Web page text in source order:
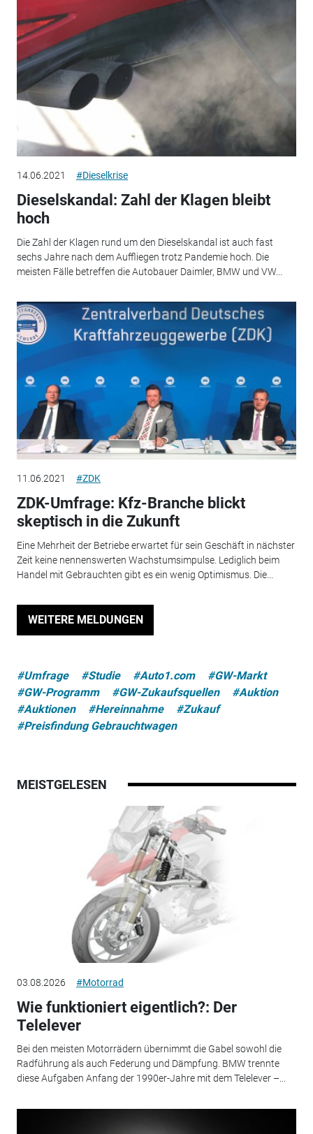
14.06.2021 #Dieselkrise
Dieselskandal: Zahl der Klagen bleibt
hoch
Die Zahl der Klagen rund um den Dieselskandal ist auch fast
sechs Jahre nach dem Auffliegen trotz Pandemie hoch. Die
meisten Fälle betreffen die Autobauer Daimler, BMW und VW...
11.06.2021 #ZDK
ZDK-Umfrage: Kfz-Branche blickt
skeptisch in die Zukunft
Eine Mehrheit der Betriebe erwartet für sein Geschäft in nächster
Zeit keine nennenswerten Wachstumsimpulse. Lediglich beim
Handel mit Gebrauchten gibt es ein wenig Optimismus. Die...
WEITERE MELDUNGEN
#Umfrage #Studie #Auto1.com
#GW-Markt
#GW-Programm
#GW-Zukaufsquellen
#Auktion
#Auktionen
#Hereinnahme
#Zukauf
#Preisfindung Gebrauchtwagen
MEISTGELESEN
03.08.2026 #Motorrad
Wie funktioniert eigentlich?: Der
Telelever
Bei den meisten Motorrädern übernimmt die Gabel sowohl die
Radführung als auch Federung und Dämpfung. BMW trennte
diese Aufgaben Anfang der 1990er-Jahre mit dem Telelever –...